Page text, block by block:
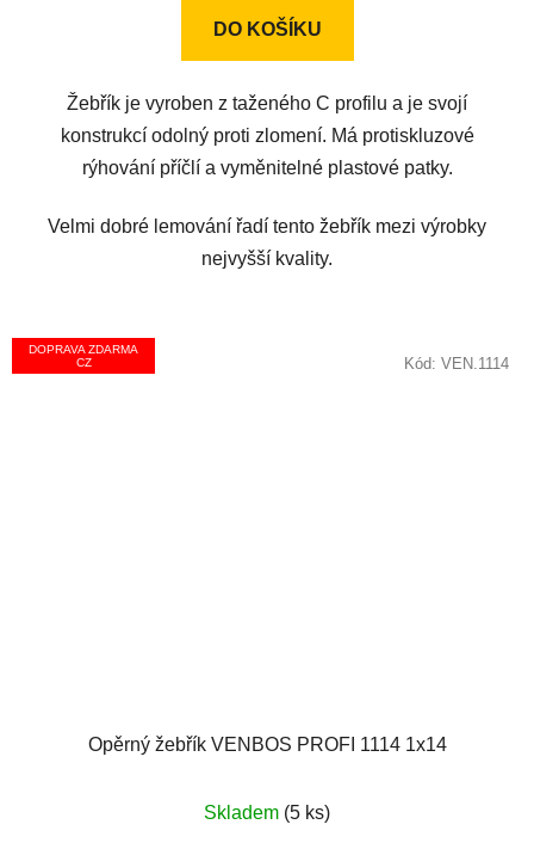
z
DO KOŠÍKU
Žebřík je vyroben z taženého C profilu a je svojí
konstrukcí odolný proti zlomení. Má protiskluzové
rýhování příčlí a vyměnitelné plastové patky.
Velmi dobré lemování řadí tento žebřík mezi výrobky
nejvyšší kvality.
DOPRAVA ZDARMA
CZ
Opěrný žebřík VENBOS PROFI 1114 1x14
Skladem (5 ks)
Kód: VEN.1114